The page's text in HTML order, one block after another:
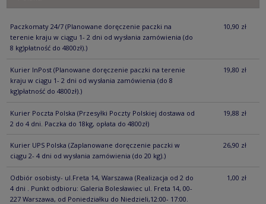
Paczkomaty 24/7 (Planowane doręczenie paczki na
terenie kraju w ciągu 1- 2 dni od wysłania zamówienia (do
8 kg)płatność do 4800zł).)
10,90 zł
Kurier InPost (Planowane doręczenie paczki na terenie
kraju w ciągu 1- 2 dni od wysłania zamówienia (do 8
kg)płatność do 4800zł).)
19,80 zł
Kurier Poczta Polska (Przesyłki Poczty Polskiej dostawa od
2 do 4 dni. Paczka do 18kg, opłata do 4800zł)
19,88 zł
Kurier UPS Polska (Zaplanowane doręczenie paczki w
ciągu 2- 4 dni od wysłania zamówienia (do 20 kg).)
26,90 zł
Odbiór osobisty- ul.Freta 14, Warszawa (Realizacja od 2 do
4 dni . Punkt odbioru: Galeria Bolesławiec ul. Freta 14, 00-
227 Warszawa, od Poniedziałku do Niedzieli,12:00- 17:00.
1,00 zł